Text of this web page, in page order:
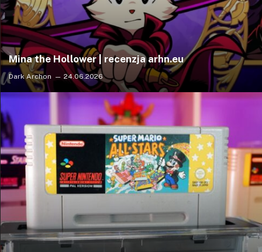
Mina the Hollower | recenzja arhn.eu
Dark Archon 24.06.2026